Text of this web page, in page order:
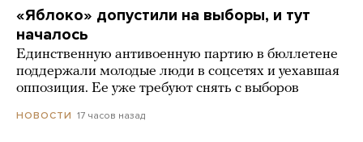
«Яблоко» допустили на выборы, и тут
началось
Единственную антивоенную партию в бюллетене
поддержали молодые люди в соцсетях и уехавшая
оппозиция. Ее уже требуют снять с выборов
НОВОСТИ 17 часов назад